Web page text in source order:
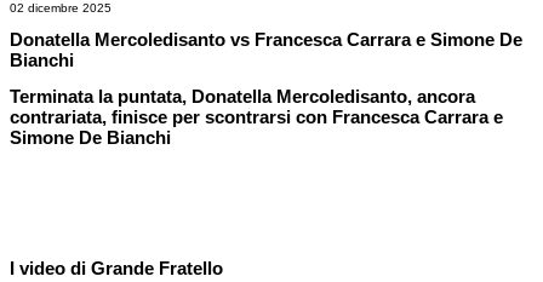
02 dicembre 2025
Donatella Mercoledisanto vs Francesca Carrara e Simone De
Bianchi
Terminata la puntata, Donatella Mercoledisanto, ancora
contrariata, finisce per scontrarsi con Francesca Carrara e
Simone De Bianchi
I video di Grande Fratello